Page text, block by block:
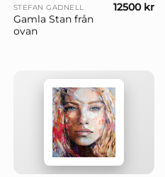
STEFAN GADNELL
Gamla Stan från
ovan
12500 kr